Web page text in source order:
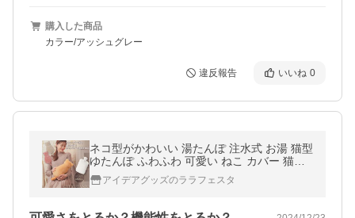
購入した商品
カラー/アッシュグレー
違反報告 いいね 0
ネコ型がかわいい 湯たんぽ 注水式 お湯 猫型
ゆたんぽ ふわふわ 可愛い ねこ カバー 猫の
湯たんぽ 生理痛 お腹 冷え対策 アウトドア
防寒 あったか グッズ
アイデアグッズのララフェスタ